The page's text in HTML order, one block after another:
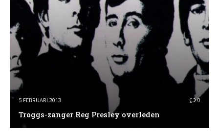
5 FEBRUARI 2013 0
Troggs-zanger Reg Presley overleden